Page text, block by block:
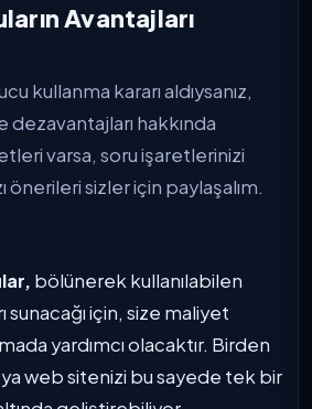
Avantajları
kullanma kararı aldıysanız,
dezavantajları hakkında
varsa, soru işaretlerinizi
önerileri sizler için paylaşalım.
bölünerek kullanılabilen
sunacağı için, size maliyet
yardımcı olacaktır. Birden
web sitenizi bu sayede tek bir